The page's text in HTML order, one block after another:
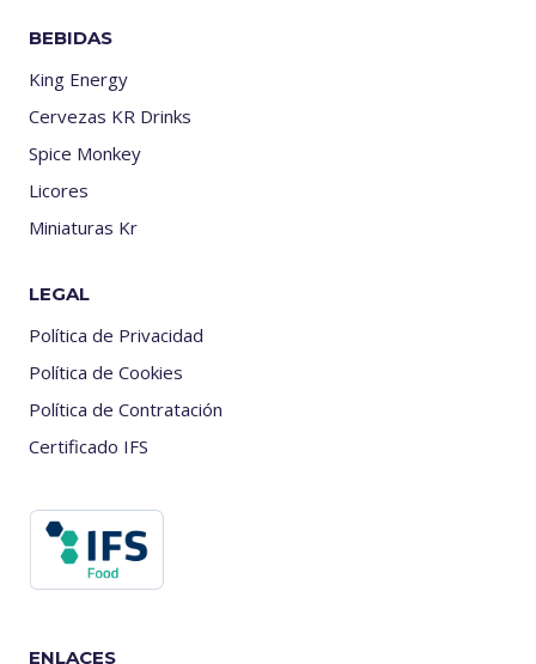
BEBIDAS
King Energy
Cervezas KR Drinks
Spice Monkey
Licores
Miniaturas Kr
LEGAL
Política de Privacidad
Política de Cookies
Política de Contratación
Certificado IFS
ENLACES